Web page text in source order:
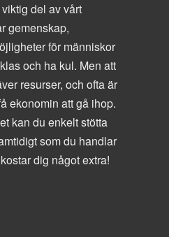
del av vårt
gemenskap,
för människor
och ha kul. Men att
resurser, och ofta är
ekonomin att gå ihop.
kan du enkelt stötta
som du handlar
dig något extra!